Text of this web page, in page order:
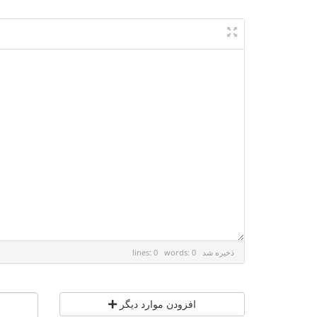
lines: 0 words: 0 ذخیره شد
افزودن موارد دیگر